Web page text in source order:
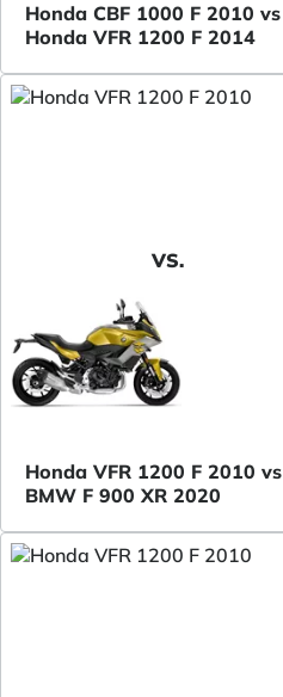
Honda CBF 1000 F 2010 vs
Honda VFR 1200 F 2014
VS.
Honda VFR 1200 F 2010 vs
BMW F 900 XR 2020